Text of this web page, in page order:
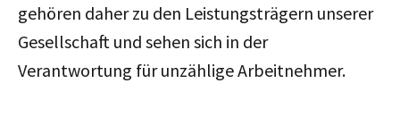
gehören daher zu den Leistungsträgern unserer
Gesellschaft und sehen sich in der
Verantwortung für unzählige Arbeitnehmer.